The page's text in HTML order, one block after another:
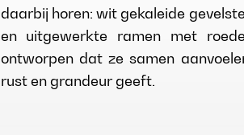
daarbij horen: wit gekaleide
en uitgewerkte ramen met
ontworpen dat ze samen
rust en grandeur geeft.